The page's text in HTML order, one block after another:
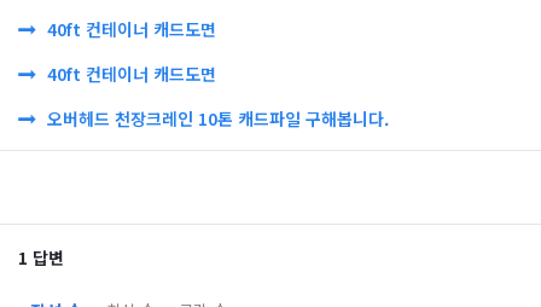
40ft 컨테이너 캐드도면
40ft 컨테이너 캐드도면
오버헤드 천장크레인 10톤 캐드파일 구해봅니다.
1 답변